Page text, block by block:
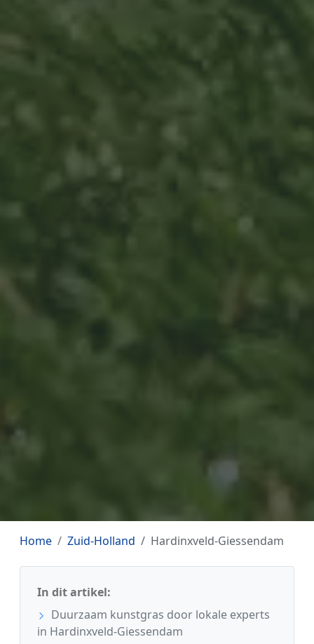
Home Zuid-Holland Hardinxveld-Giessendam
In dit artikel:
Duurzaam kunstgras door lokale experts
in Hardinxveld-Giessendam